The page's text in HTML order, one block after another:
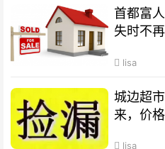
首都富
失时不
lisa
城边超
来，价
lisa